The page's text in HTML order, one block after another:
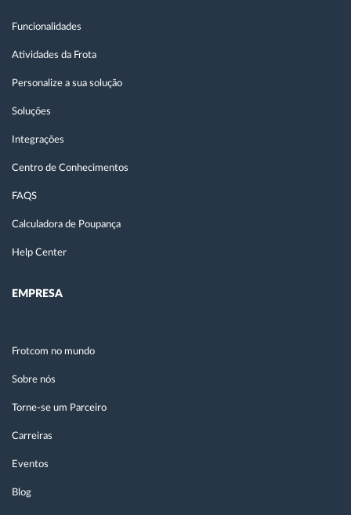
Funcionalidades
Atividades da Frota
Personalize a sua solução
Soluções
Integrações
Centro de Conhecimentos
FAQS
Calculadora de Poupança
Help Center
EMPRESA
Frotcom no mundo
Sobre nós
Torne-se um Parceiro
Carreiras
Eventos
Blog